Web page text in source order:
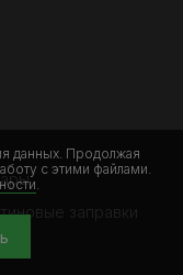
данных. Продолжая
с этими файлами.
.
заправки